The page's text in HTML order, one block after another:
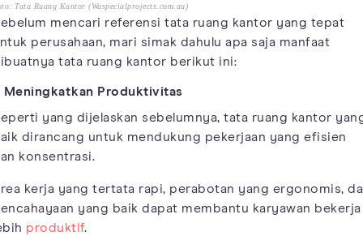
Tata Ruang Kantor (Waspecialprojects.com.au)
mencari referensi tata ruang kantor yang tepat
perusahaan, mari simak dahulu apa saja manfaat
tata ruang kantor berikut ini:
Meningkatkan Produktivitas
yang dijelaskan sebelumnya, tata ruang kantor
dirancang untuk mendukung pekerjaan yang efisien
konsentrasi.
kerja yang tertata rapi, perabotan yang ergonomis,
yang baik dapat membantu karyawan bekerja
produktif.